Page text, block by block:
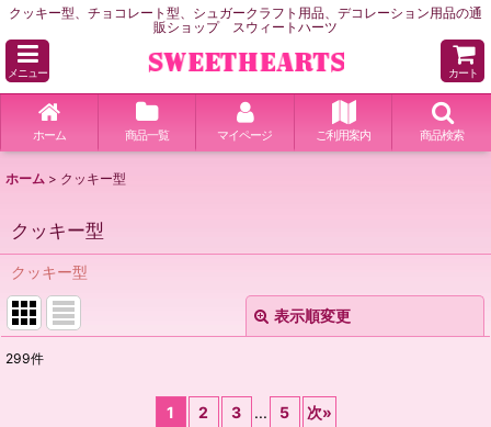
クッキー型、チョコレート型、シュガークラフト用品、デコレーション用品の通
販ショップ スウィートハーツ
メニュー カート
ホーム 商品一覧 マイページ ご利用案内 商品検索
ホーム > クッキー型
クッキー型
クッキー型
表示順変更
サブカテゴリ
299件
1 2 3 ... 5 次»